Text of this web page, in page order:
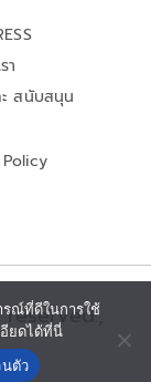
า
สนับสนุน
รณ์ที่ดีในการใช้
ยดได้ที่นี่
ตัว